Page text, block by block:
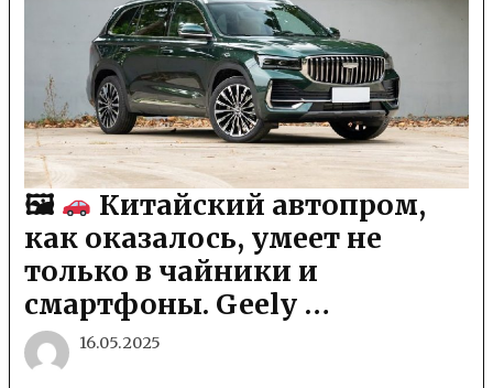
🖼
Китайский автопром,
как оказалось, умеет не
только в чайники и
смартфоны. Geely …
16.05.2025